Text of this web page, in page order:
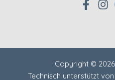
Copyright ©
Technisch unterstützt von